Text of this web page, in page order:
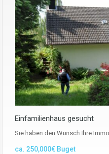
Einfamilienhaus gesucht
Sie haben den Wunsch Ihre
ca. 250,000€ Buget